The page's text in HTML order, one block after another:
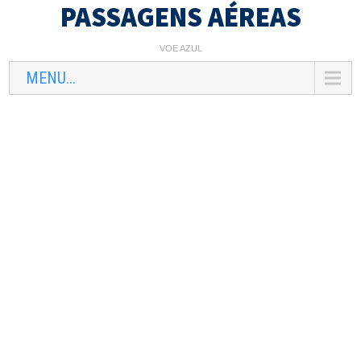
PASSAGENS AÉREAS
VOE AZUL
MENU...